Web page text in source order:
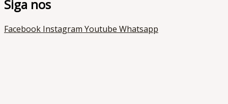
Siga nos
Facebook Instagram Youtube Whatsapp